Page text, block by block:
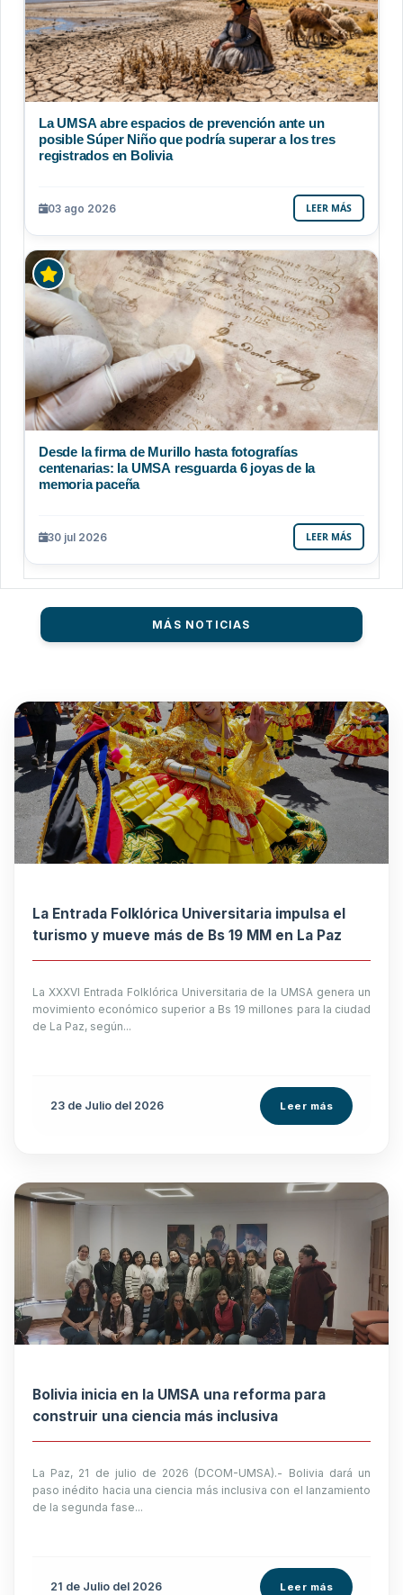
La UMSA abre espacios de prevención ante un
posible Súper Niño que podría superar a los tres
registrados en Bolivia
03 ago 2026 LEER MÁS
Desde la firma de Murillo hasta fotografías
centenarias: la UMSA resguarda 6 joyas de la
memoria paceña
30 jul 2026 LEER MÁS
MÁS NOTICIAS
La Entrada Folklórica Universitaria impulsa el
turismo y mueve más de Bs 19 MM en La Paz
La XXXVI Entrada Folklórica Universitaria de la UMSA genera un
movimiento económico superior a Bs 19 millones para la ciudad
de La Paz, según...
23 de Julio del 2026 Leer más
Bolivia inicia en la UMSA una reforma para
construir una ciencia más inclusiva
La Paz, 21 de julio de 2026 (DCOM-UMSA).- Bolivia dará un
paso inédito hacia una ciencia más inclusiva con el lanzamiento
de la segunda fase...
21 de Julio del 2026 Leer más